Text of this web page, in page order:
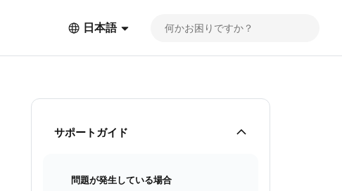
日本語
サポートガイド
問題が発生している場合